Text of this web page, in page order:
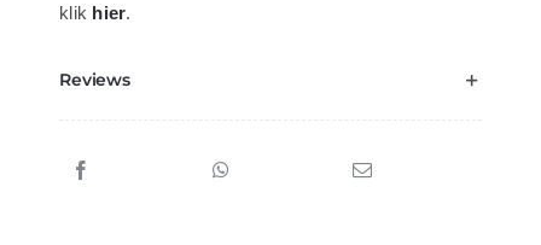
klik hier.
Reviews